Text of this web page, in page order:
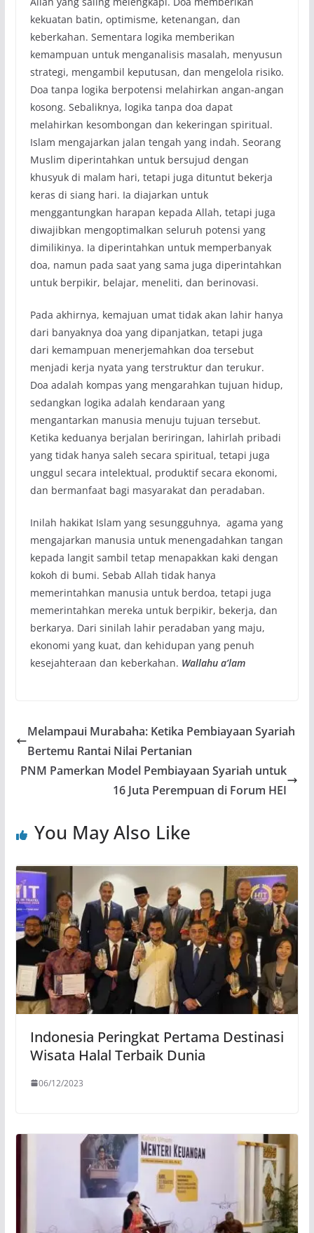
kekuatan batin, optimisme, ketenangan, dan
keberkahan. Sementara logika memberikan
kemampuan untuk menganalisis masalah, menyusun
strategi, mengambil keputusan, dan mengelola risiko.
Doa tanpa logika berpotensi melahirkan angan-angan
kosong. Sebaliknya, logika tanpa doa dapat
melahirkan kesombongan dan kekeringan spiritual.
Islam mengajarkan jalan tengah yang indah. Seorang
Muslim diperintahkan untuk bersujud dengan
khusyuk di malam hari, tetapi juga dituntut bekerja
keras di siang hari. Ia diajarkan untuk
menggantungkan harapan kepada Allah, tetapi juga
diwajibkan mengoptimalkan seluruh potensi yang
dimilikinya. Ia diperintahkan untuk memperbanyak
doa, namun pada saat yang sama juga diperintahkan
untuk berpikir, belajar, meneliti, dan berinovasi.
Pada akhirnya, kemajuan umat tidak akan lahir hanya
dari banyaknya doa yang dipanjatkan, tetapi juga
dari kemampuan menerjemahkan doa tersebut
menjadi kerja nyata yang terstruktur dan terukur.
Doa adalah kompas yang mengarahkan tujuan hidup,
sedangkan logika adalah kendaraan yang
mengantarkan manusia menuju tujuan tersebut.
Ketika keduanya berjalan beriringan, lahirlah pribadi
yang tidak hanya saleh secara spiritual, tetapi juga
unggul secara intelektual, produktif secara ekonomi,
dan bermanfaat bagi masyarakat dan peradaban.
Inilah hakikat Islam yang sesungguhnya, agama yang
mengajarkan manusia untuk menengadahkan tangan
kepada langit sambil tetap menapakkan kaki dengan
kokoh di bumi. Sebab Allah tidak hanya
memerintahkan manusia untuk berdoa, tetapi juga
memerintahkan mereka untuk berpikir, bekerja, dan
berkarya. Dari sinilah lahir peradaban yang maju,
ekonomi yang kuat, dan kehidupan yang penuh
kesejahteraan dan keberkahan. Wallahu a’lam
Melampaui Murabaha: Ketika Pembiayaan Syariah
Bertemu Rantai Nilai Pertanian
PNM Pamerkan Model Pembiayaan Syariah untuk
16 Juta Perempuan di Forum HEI
You May Also Like
Indonesia Peringkat Pertama Destinasi
Wisata Halal Terbaik Dunia
06/12/2023